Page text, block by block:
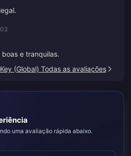
e tranquilas.
(Global) Todas as avaliações
uma avaliação rápida abaixo.